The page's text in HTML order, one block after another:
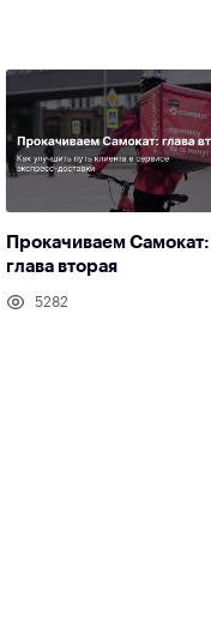
Прокачиваем Самокат:
глава вторая
5282